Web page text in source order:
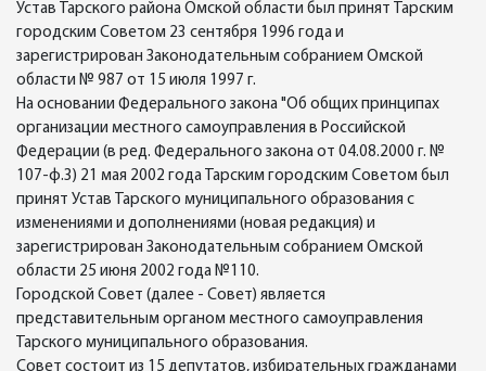
Устав Тарского района Омской области был принят Тарским
городским Советом 23 сентября 1996 года и
зарегистрирован Законодательным собранием Омской
области № 987 от 15 июля 1997 г.
На основании Федерального закона "Об общих принципах
организации местного самоуправления в Российской
Федерации (в ред. Федерального закона от 04.08.2000 г. №
107-ф.3) 21 мая 2002 года Тарским городским Советом был
принят Устав Тарского муниципального образования с
изменениями и дополнениями (новая редакция) и
зарегистрирован Законодательным собранием Омской
области 25 июня 2002 года №110.
Городской Совет (далее - Совет) является
представительным органом местного самоуправления
Тарского муниципального образования.
Совет состоит из 15 депутатов, избирательных гражданами